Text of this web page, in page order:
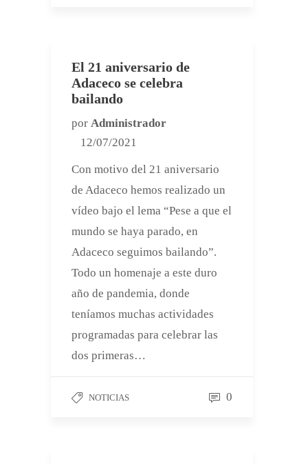
El 21 aniversario de
Adaceco se celebra
bailando
por Administrador
12/07/2021
Con motivo del 21 aniversario
de Adaceco hemos realizado un
vídeo bajo el lema “Pese a que el
mundo se haya parado, en
Adaceco seguimos bailando”.
Todo un homenaje a este duro
año de pandemia, donde
teníamos muchas actividades
programadas para celebrar las
dos primeras…
NOTICIAS 0